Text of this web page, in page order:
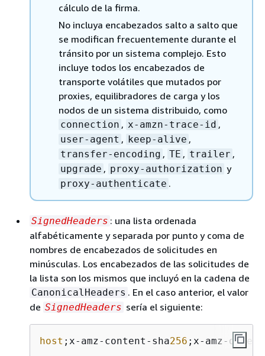
cálculo de la firma.
No incluya encabezados salto a salto que
se modifican frecuentemente durante el
tránsito por un sistema complejo. Esto
incluye todos los encabezados de
transporte volátiles que mutados por
proxies, equilibradores de carga y los
nodos de un sistema distribuido, como
connection , x-amzn-trace-id ,
user-agent , keep-alive ,
transfer-encoding , TE , trailer ,
upgrade , proxy-authorization y
proxy-authenticate .
SignedHeaders : una lista ordenada
alfabéticamente y separada por punto y coma de
nombres de encabezados de solicitudes en
minúsculas. Los encabezados de las solicitudes de
la lista son los mismos que incluyó en la cadena de
CanonicalHeaders . En el caso anterior, el valor
de SignedHeaders sería el siguiente:
host ;x-amz-content-sha256 ;x-amz-date